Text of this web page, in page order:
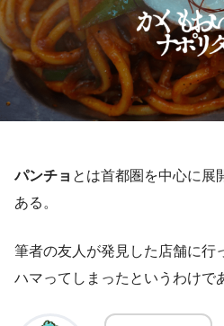
パンチョ とは首都圏を中心に展
ある。
筆者の友人が発見した店舗に行
ハマってしまったというわけで